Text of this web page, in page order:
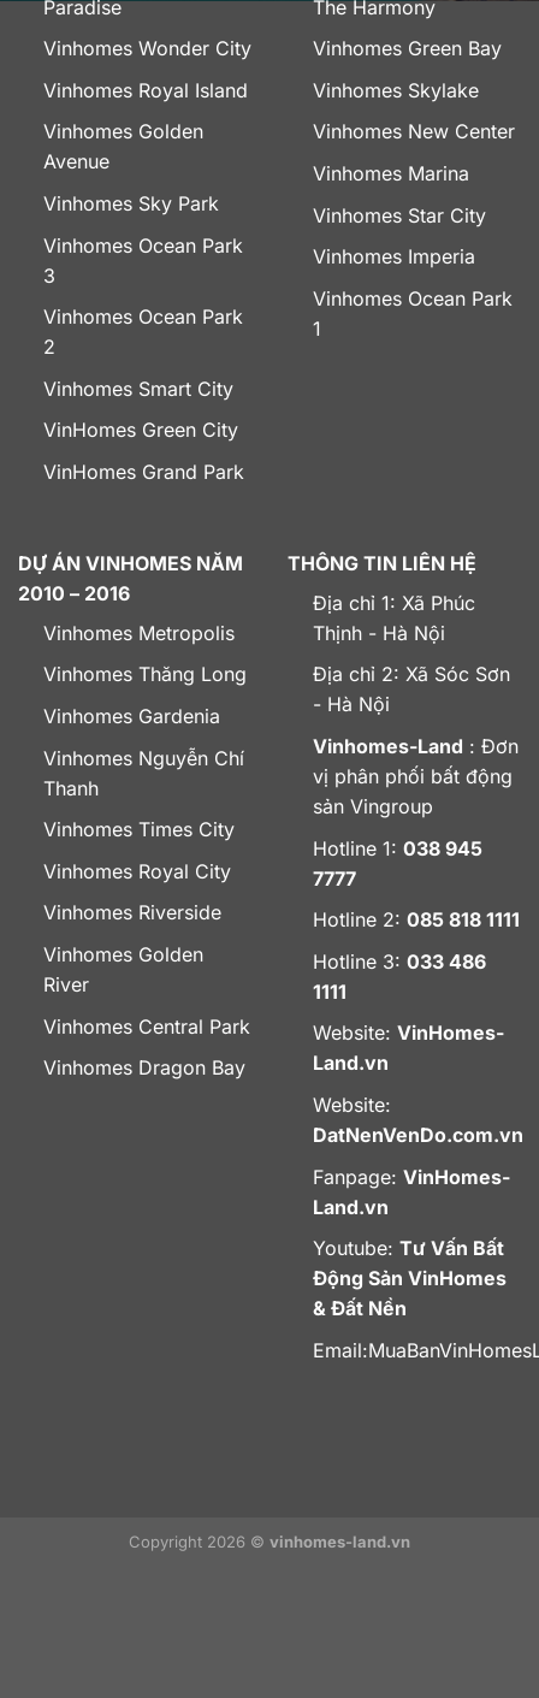
Paradise
Vinhomes Wonder City
Vinhomes Royal Island
Vinhomes Golden
Avenue
Vinhomes Sky Park
Vinhomes Ocean Park
3
Vinhomes Ocean Park
2
Vinhomes Smart City
VinHomes Green City
VinHomes Grand Park
The Harmony
Vinhomes Green Bay
Vinhomes Skylake
Vinhomes New Center
Vinhomes Marina
Vinhomes Star City
Vinhomes Imperia
Vinhomes Ocean Park
1
DỰ ÁN VINHOMES NĂM
2010 – 2016
Vinhomes Metropolis
Vinhomes Thăng Long
Vinhomes Gardenia
Vinhomes Nguyễn Chí
Thanh
Vinhomes Times City
Vinhomes Royal City
Vinhomes Riverside
Vinhomes Golden
River
Vinhomes Central Park
Vinhomes Dragon Bay
THÔNG TIN LIÊN HỆ
Địa chỉ 1: Xã Phúc
Thịnh - Hà Nội
Địa chỉ 2: Xã Sóc Sơn
- Hà Nội
Vinhomes-Land : Đơn
vị phân phối bất động
sản Vingroup
Hotline 1: 038 945
7777
Hotline 2: 085 818 1111
Hotline 3: 033 486
1111
Website: VinHomes-
Land.vn
Website:
DatNenVenDo.com.vn
Fanpage: VinHomes-
Land.vn
Youtube: Tư Vấn Bất
Động Sản VinHomes
& Đất Nền
Email:
Copyright 2026 © vinhomes-land.vn